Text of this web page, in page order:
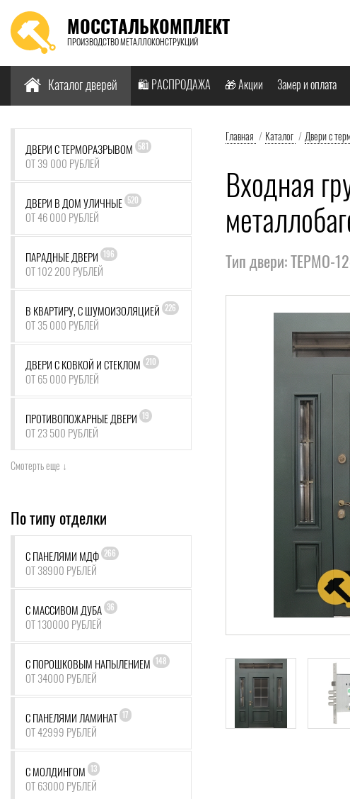
МОССТАЛЬКОМПЛЕКТ
ПРОИЗВОДСТВО МЕТАЛЛОКОНСТРУКЦИЙ
Каталог дверей 🛍️ РАСПРОДАЖА 🎁 Акции Замер и оплата
ДВЕРИ С ТЕРМОРАЗРЫВОМ 581
ОТ 39 000 РУБЛЕЙ
ДВЕРИ В ДОМ УЛИЧНЫЕ 520
ОТ 46 000 РУБЛЕЙ
ПАРАДНЫЕ ДВЕРИ 196
ОТ 102 200 РУБЛЕЙ
В КВАРТИРУ, С ШУМОИЗОЛЯЦИЕЙ 226
ОТ 35 000 РУБЛЕЙ
ДВЕРИ С КОВКОЙ И СТЕКЛОМ 210
ОТ 65 000 РУБЛЕЙ
ПРОТИВОПОЖАРНЫЕ ДВЕРИ 19
ОТ 23 500 РУБЛЕЙ
Смотерть еще ↓
По типу отделки
С ПАНЕЛЯМИ МДФ 266
ОТ 38900 РУБЛЕЙ
С МАССИВОМ ДУБА 36
ОТ 130000 РУБЛЕЙ
С ПОРОШКОВЫМ НАПЫЛЕНИЕМ 148
ОТ 34000 РУБЛЕЙ
С ПАНЕЛЯМИ ЛАМИНАТ 17
ОТ 42999 РУБЛЕЙ
С МОЛДИНГОМ 13
ОТ 63000 РУБЛЕЙ
Главная / Каталог / Двери с
Входная
Тип двери: ТЕРМО-